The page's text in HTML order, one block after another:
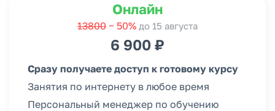
Онлайн
13800 − 50% до 15 августа
6 900 ₽
Сразу получаете доступ к готовому курсу
Занятия по интернету в любое время
Персональный менеджер по обучению